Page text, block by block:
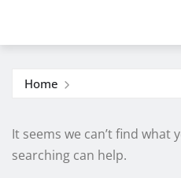
Home
It seems we can’t find what
searching can help.